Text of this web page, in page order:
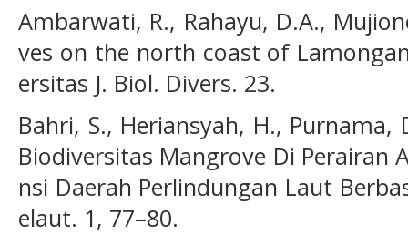
Ambarwati, R., Rahayu, D.A.,
ves on the north coast of
ersitas J. Biol. Divers. 23.
Bahri, S., Heriansyah, H., Purnama,
Biodiversitas Mangrove Di Perairan
nsi Daerah Perlindungan Laut
elaut. 1, 77–80.